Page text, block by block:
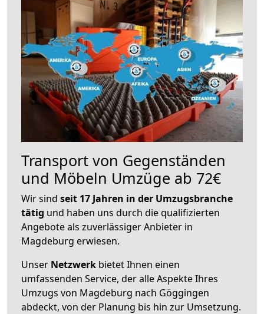
Transport von Gegenständen
und Möbeln Umzüge ab 72€
Wir sind seit 17 Jahren in der Umzugsbranche
tätig und haben uns durch die qualifizierten
Angebote als zuverlässiger Anbieter in
Magdeburg erwiesen.
Unser Netzwerk bietet Ihnen einen
umfassenden Service, der alle Aspekte Ihres
Umzugs von Magdeburg nach Göggingen
abdeckt, von der Planung bis hin zur Umsetzung.